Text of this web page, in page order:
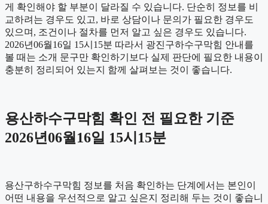
게 확인해야 할 부분이 달라질 수 있습니다. 단순히 정보를 비
교하려는 경우도 있고, 바로 상담이나 문의가 필요한 경우도
있으며, 조건이나 절차를 먼저 알고 싶은 경우도 있습니다.
2026년06월16일 15시15분 따라서 광진구하수구막힘 안내를
볼 때는 소개 문구만 확인하기보다 실제 판단에 필요한 내용이
충분히 정리되어 있는지 함께 살펴보는 것이 좋습니다.
용산하수구막힘 확인 전 필요한 기준
2026년06월16일 15시15분
용산구하수구막힘 정보를 처음 확인하는 단계에서는 본인이
어떤 내용을 우선적으로 알고 싶은지 정리해 두는 것이 좋습니